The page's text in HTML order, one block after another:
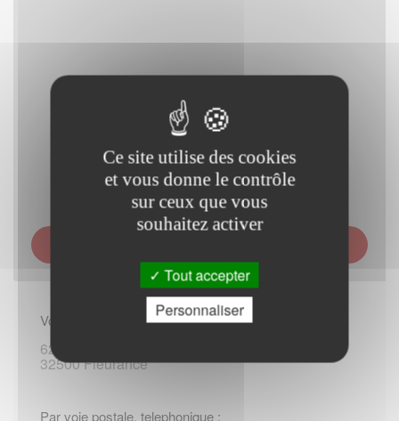
Vous rendre sur place :
62 rue Alphonse-Cadéot
32500 Fleurance
Par voie postale, telephonique :
Ce site utilise des cookies
et vous donne le contrôle
sur ceux que vous
souhaitez activer
Tout accepter
Personnaliser